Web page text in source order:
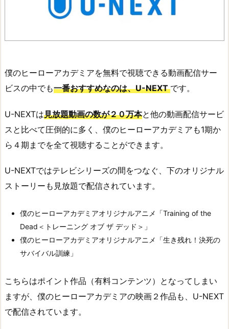
僕のヒーローアカデミアを無料で視聴できる動画配信サー
ビスの中でも一番おすすめなのは、U-NEXTです。
U-NEXTは見放題動画の数が２０万本と他の動画配信サービ
スと比べて圧倒的に多く、僕のヒーローアカデミアも1期か
ら４期までを全て視聴することができます。
U-NEXTではテレビシリーズの間をつなぐ、下のオリジナル
ストーリーも見放題で配信されています。
僕のヒーローアカデミアオリジナルアニメ「Training of the
Dead＜トレーニング オブ ザ デッド＞」
僕のヒーローアカデミアオリジナルアニメ「生き残れ！決死の
サバイバル訓練」
こちらはポイント作品（有料コンテンツ）となってしまい
ますが、僕のヒーローアカデミアの映画２作品も、U-NEXT
で配信されています。